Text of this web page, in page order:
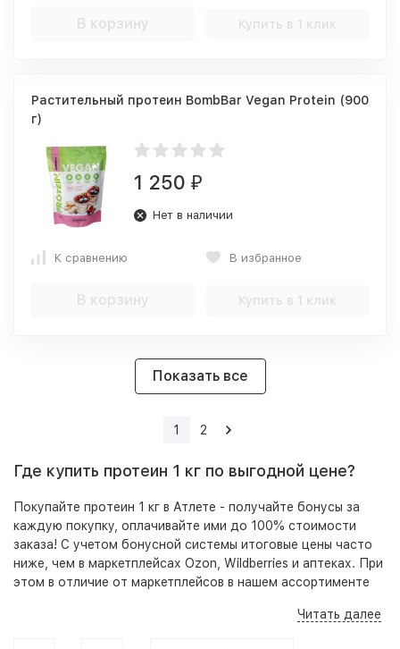
В корзину Купить в 1 клик
Растительный протеин BombBar Vegan Protein (900
г)
1 250 ₽
Нет в наличии
К сравнению В избранное
В корзину Купить в 1 клик
Показать все
1 2
Где купить протеин 1 кг по выгодной цене?
Покупайте протеин 1 кг в Атлете - получайте бонусы за
каждую покупку, оплачивайте ими до 100% стоимости
заказа! С учетом бонусной системы итоговые цены часто
ниже, чем в маркетплейсах Ozon, Wildberries и аптеках. При
этом в отличие от маркетплейсов в нашем ассортименте
гарантирующие безопасность приема и высокуюЧитать далее